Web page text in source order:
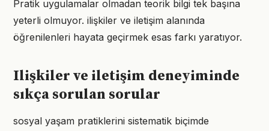
Pratik uygulamalar olmadan teorik bilgi tek başına
yeterli olmuyor. ilişkiler ve iletişim alanında
öğrenilenleri hayata geçirmek esas farkı yaratıyor.
Ilişkiler ve iletişim deneyiminde
sıkça sorulan sorular
sosyal yaşam pratiklerini sistematik biçimde